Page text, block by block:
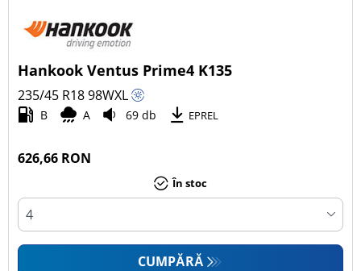
Hankook Ventus Prime4 K135
235/45 R1898WXL
B A 69 db EPREL
626,66 RON
În stoc
CUMPĂRĂ